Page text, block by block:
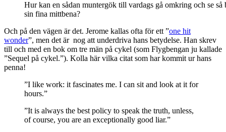
Hur kan en sådan muntergök till vardags gå omkring och se så
sin fina mittbena?
Och på den vägen är det. Jerome kallas ofta för ett ”one hit
wonder”, men det är nog att underdriva hans betydelse. Han skrev
till och med en bok om tre män på cykel (som Flygbengan ju kallade
”Sequel på cykel.”). Kolla här vilka citat som har kommit ur hans
penna!
”I like work: it fascinates me. I can sit and look at it for
hours.”
”It is always the best policy to speak the truth, unless,
of course, you are an exceptionally good liar.”